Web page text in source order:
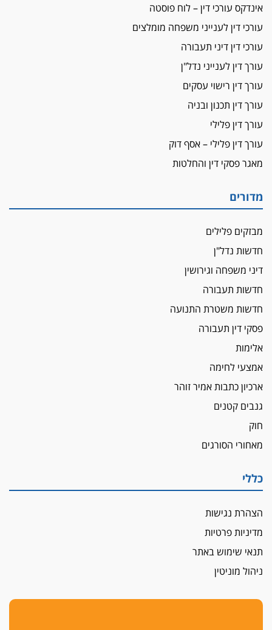
אינדקס עורכי דין – לוח פוסטה
עורכי דין לענייני משפחה מומלצים
עורכי דין דיני תעבורה
עורך דין לענייני נדל"ן
עורך דין רישוי עסקים
עורך דין תכנון ובניה
עורך דין פלילי
עורך דין פלילי – אסף דוק
מאגר פסקי דין והחלטות
מדורים
מבזקים פלילים
חדשות נדל"ן
דיני משפחה וגירושין
חדשות תעבורה
חדשות משטרת התנועה
פסקי דין תעבורה
אלימות
אמצעי לחימה
ארכיון כתבות אמיר זוהר
גנבים קטנים
חוק
מאחורי הסורגים
כללי
הצהרת נגישות
מדיניות פרטיות
תנאי שימוש באתר
ניהול מוניטין